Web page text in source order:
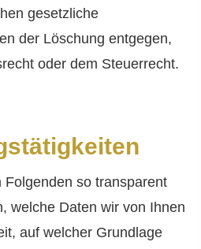
gesetzliche
der Löschung entgegen,
oder dem Steuerrecht.
so transparent
welche Daten wir von Ihnen
auf welcher Grundlage